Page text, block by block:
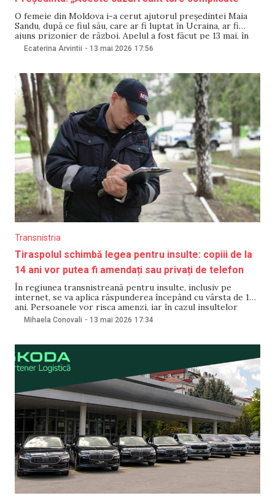
O femeie din Moldova i-a cerut ajutorul președintei Maia
Sandu, după ce fiul său, care ar fi luptat în Ucraina, ar fi
ajuns prizonier de război. Apelul a fost făcut pe 13 mai, în
timpul întâlnirii șefei statului cu locuitorii din Nisporeni.
Ecaterina Arvintii - 13 mai 2026 17:56
Transnistria
Tiraspolul schimbă legea pentru insulte: copiii de la
14 ani vor putea fi amendați sau privați de telefon
În regiunea transnistreană pentru insulte, inclusiv pe
internet, se va aplica răspunderea începând cu vârsta de 14
ani. Persoanele vor risca amenzi, iar în cazul insultelor
repetate pe internet vor putea fi confiscate mijloacele
Mihaela Conovali - 13 mai 2026 17:34